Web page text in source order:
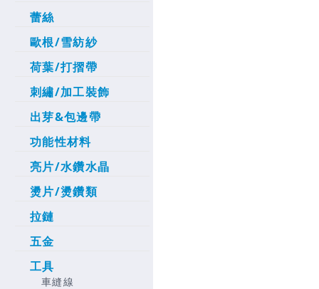
蕾絲
歐根/雪紡紗
荷葉/打摺帶
刺繡/加工裝飾
出芽&包邊帶
功能性材料
亮片/水鑽水晶
燙片/燙鑽類
拉鏈
五金
工具
車縫線